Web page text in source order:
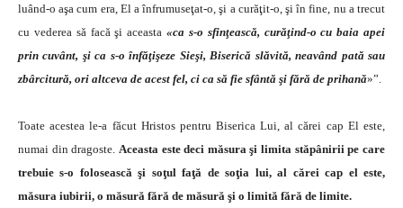
luând-o aşa cum era, El a înfrumuseţat-o, şi a curăţit-o, şi în fine, nu a trecut
cu vederea să facă şi aceasta «ca s-o sfinţească, curăţind-o cu baia apei
prin cuvânt, şi ca s-o înfăţişeze Sieşi, Biserică slăvită, neavând pată sau
zbârcitură, ori altceva de acest fel, ci ca să fie sfântă şi fără de prihană»”.
Toate acestea le-a făcut Hristos pentru Biserica Lui, al cărei cap El este,
numai din dragoste. Aceasta este deci măsura şi limita stăpânirii pe care
trebuie s-o folosească şi soţul faţă de soţia lui, al cărei cap el este,
măsura iubirii, o măsură fără de măsură şi o limită fără de limite.